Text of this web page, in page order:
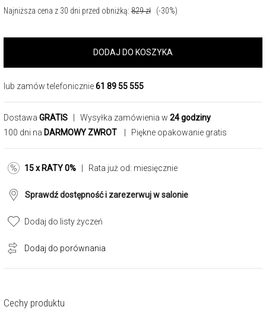
Najniższa cena z 30 dni przed obniżką: 829zł (-30%)
DODAJ DO KOSZYKA
lub zamów telefonicznie61 89 55 555
Dostawa GRATIS | Wysyłka zamówienia w 24 godziny
100 dni na DARMOWY ZWROT | Piękne opakowanie gratis
15 x RATY 0% | Rata już od: miesięcznie
Sprawdź dostępność i zarezerwuj w salonie
Dodaj do listy życzeń
Dodaj do porównania
Cechy produktu